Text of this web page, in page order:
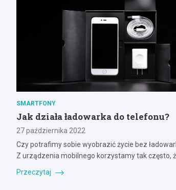
SMARTFONY
Jak działa ładowarka do telefonu?
27 października 2022
Czy potrafimy sobie wyobrazić życie bez
Z urządzenia mobilnego korzystamy tak często,
Przeczytaj